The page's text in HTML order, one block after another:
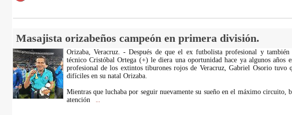
Masajista orizabeños campeón en primera división.
Orizaba, Veracruz. - Después de que el ex futbolista profesional y
técnico Cristóbal Ortega (+) le diera una oportunidad hace ya algunos años
profesional de los extintos tiburones rojos de Veracruz, Gabriel Osorio tuvo
difíciles en su natal Orizaba.
Mientras que luchaba por seguir nuevamente su sueño en el máximo circuito,
atención